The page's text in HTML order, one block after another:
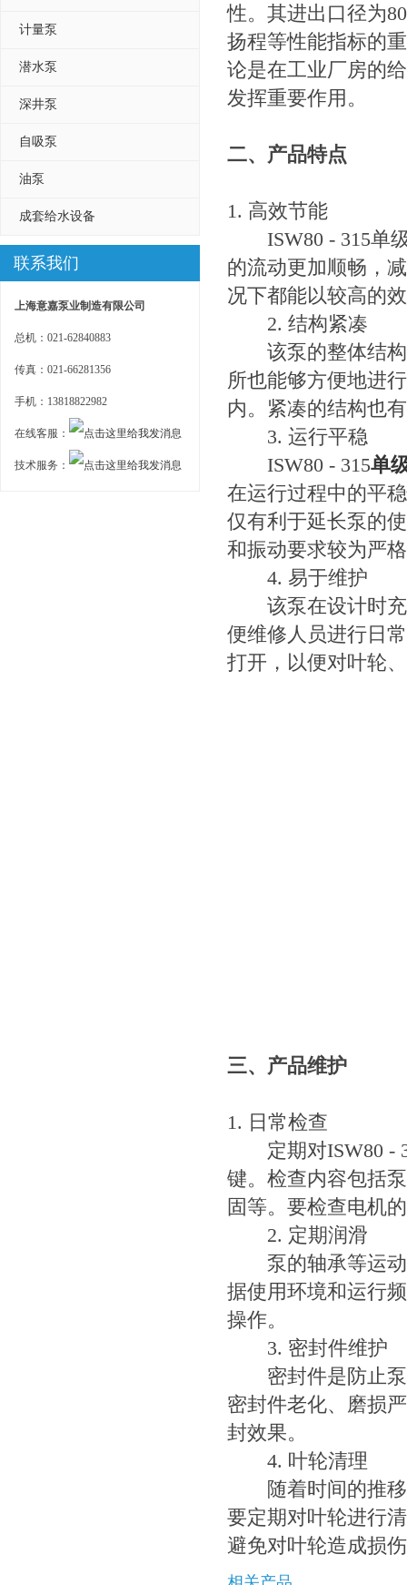
计量泵
潜水泵
深井泵
自吸泵
油泵
成套给水设备
联系我们
上海意嘉泵业制造有限公司
总机：021-62840883
传真：021-66281356
手机：13818822982
在线客服：
技术服务：
性。其进出口径为
扬程等性能指标的
论是在工业厂房的
发挥重要作用。
二、产品特点
1. 高效节能
ISW80 - 315单
的流动更加顺畅，
况下都能以较高的
2. 结构紧凑
该泵的整体结构
所也能够方便地进
内。紧凑的结构也
3. 运行平稳
ISW80 - 315单
在运行过程中的平
仅有利于延长泵的
和振动要求较为严
4. 易于维护
该泵在设计时充
便维修人员进行日
打开，以便对叶轮
三、产品维护
1. 日常检查
定期对ISW80 -
键。检查内容包括
固等。要检查电机
2. 定期润滑
泵的轴承等运动
据使用环境和运行
操作。
3. 密封件维护
密封件是防止泵
密封件老化、磨损
封效果。
4. 叶轮清理
随着时间的推移
要定期对叶轮进行
避免对叶轮造成损